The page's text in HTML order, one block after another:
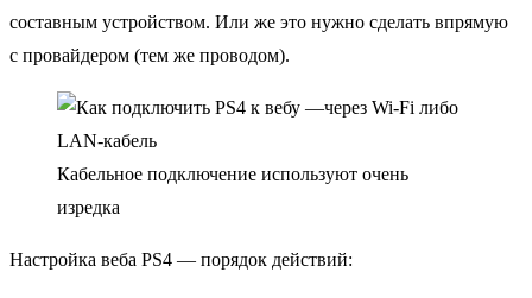
составным устройством. Или же это нужно сделать впрямую
с провайдером (тем же проводом).
Кабельное подключение используют очень
изредка
Настройка веба PS4 — порядок действий: